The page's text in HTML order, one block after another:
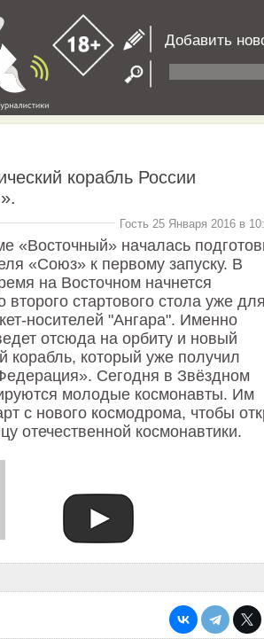
Добавить
корабль России
Гость 25 Января 2016 в
«Восточный» началась
«Союз» к первому запуску. В
на Восточном начнется
второго стартового стола уже
носителей "Ангара". Именно
отсюда на орбиту и новый
корабль, который уже получил
Сегодня в Звёздном
молодые космонавты. Им
с нового космодрома, чтобы
отечественной космонавтики.